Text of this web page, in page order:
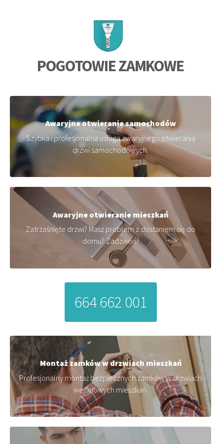
POGOTOWIE ZAMKOWE
Awaryjne otwieranie samochodów
Szybka i profesjonalna usługa awaryjnego otwierania
drzwi samochodowych.
Awaryjne otwieranie mieszkań
Zatrzaśnięte drzwi? Masz problem z dostaniem się do
domu? Zadzwoń!
664 662 001
Montaż zamków w drzwiach mieszkań
Profesjonalny montaż bezpiecznych zamków w drzwiach
wejściowych mieszkań.